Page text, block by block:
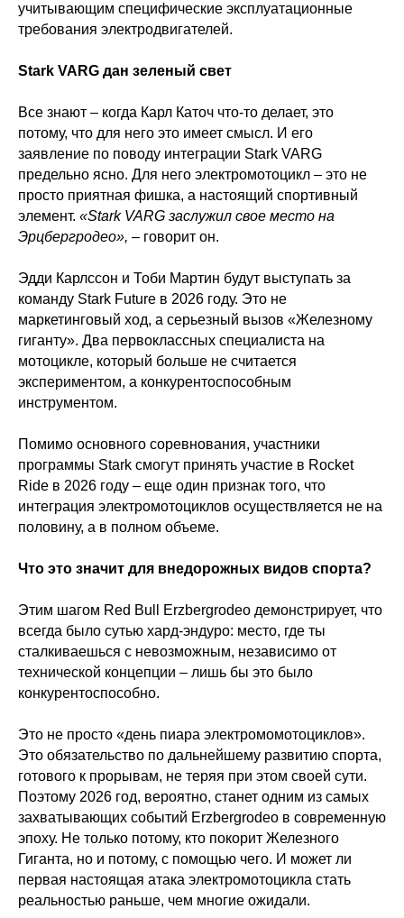
учитывающим специфические эксплуатационные
требования электродвигателей.
Stark VARG дан зеленый свет
Все знают – когда Карл Каточ что-то делает, это
потому, что для него это имеет смысл. И его
заявление по поводу интеграции Stark VARG
предельно ясно. Для него электромотоцикл – это не
просто приятная фишка, а настоящий спортивный
элемент. «Stark VARG заслужил свое место на
Эрцбергродео», – говорит он.
Эдди Карлссон и Тоби Мартин будут выступать за
команду Stark Future в 2026 году. Это не
маркетинговый ход, а серьезный вызов «Железному
гиганту». Два первоклассных специалиста на
мотоцикле, который больше не считается
экспериментом, а конкурентоспособным
инструментом.
Помимо основного соревнования, участники
программы Stark смогут принять участие в Rocket
Ride в 2026 году – еще один признак того, что
интеграция электромотоциклов осуществляется не на
половину, а в полном объеме.
Что это значит для внедорожных видов спорта?
Этим шагом Red Bull Erzbergrodeo демонстрирует, что
всегда было сутью хард-эндуро: место, где ты
сталкиваешься с невозможным, независимо от
технической концепции – лишь бы это было
конкурентоспособно.
Это не просто «день пиара электромомотоциклов».
Это обязательство по дальнейшему развитию спорта,
готового к прорывам, не теряя при этом своей сути.
Поэтому 2026 год, вероятно, станет одним из самых
захватывающих событий Erzbergrodeo в современную
эпоху. Не только потому, кто покорит Железного
Гиганта, но и потому, с помощью чего. И может ли
первая настоящая атака электромотоцикла стать
реальностью раньше, чем многие ожидали.